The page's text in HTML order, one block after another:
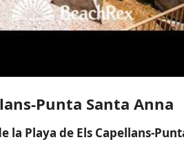
Punta Santa Anna
Playa de Els Capellans-